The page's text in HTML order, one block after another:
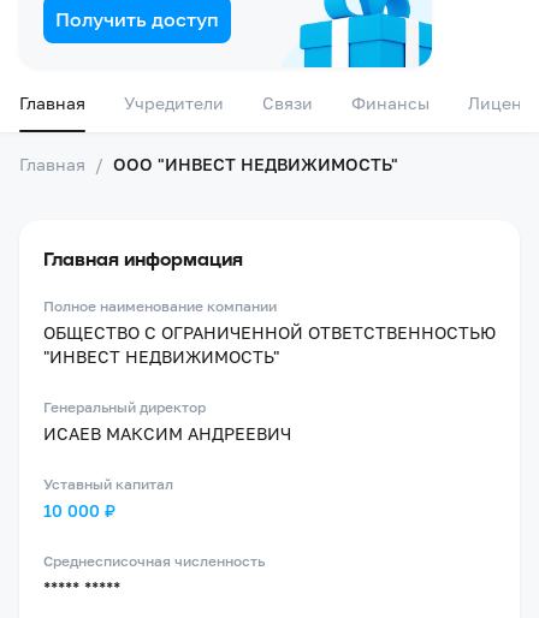
Получить доступ
Главная Учредители Связи Финансы
Главная / ООО "ИНВЕСТ НЕДВИЖИМОСТЬ"
Главная информация
Полное наименование компании
ОБЩЕСТВО С ОГРАНИЧЕННОЙ ОТВЕТСТВЕННОСТЬЮ
"ИНВЕСТ НЕДВИЖИМОСТЬ"
Генеральный директор
ИСАЕВ МАКСИМ АНДРЕЕВИЧ
Уставный капитал
10 000 ₽
Среднесписочная численность
***** *****